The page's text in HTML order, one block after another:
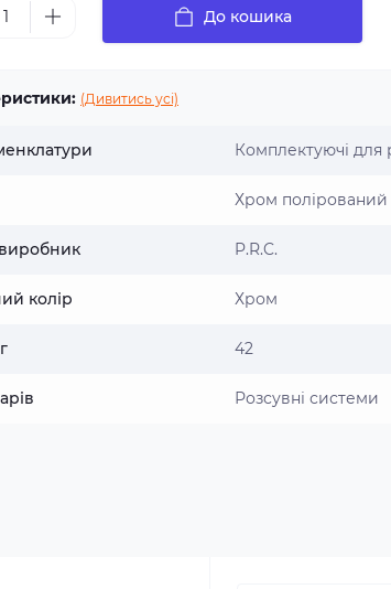
До кошика
(Дивитись усі)
Комплектуючі для
Хром полірований
P.R.C.
колір Хром
42
Розсувні системи